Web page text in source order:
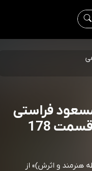
مسعود فراستی
178
هنرمند و اثرش)» از